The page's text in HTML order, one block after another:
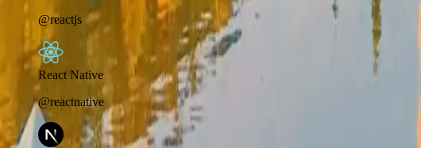
@reactjs
React Native
@reactnative